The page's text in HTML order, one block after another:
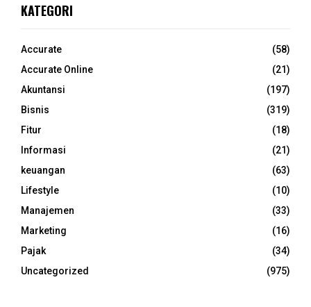
KATEGORI
Accurate
(58)
Accurate Online
(21)
Akuntansi
(197)
Bisnis
(319)
Fitur
(18)
Informasi
(21)
keuangan
(63)
Lifestyle
(10)
Manajemen
(33)
Marketing
(16)
Pajak
(34)
Uncategorized
(975)